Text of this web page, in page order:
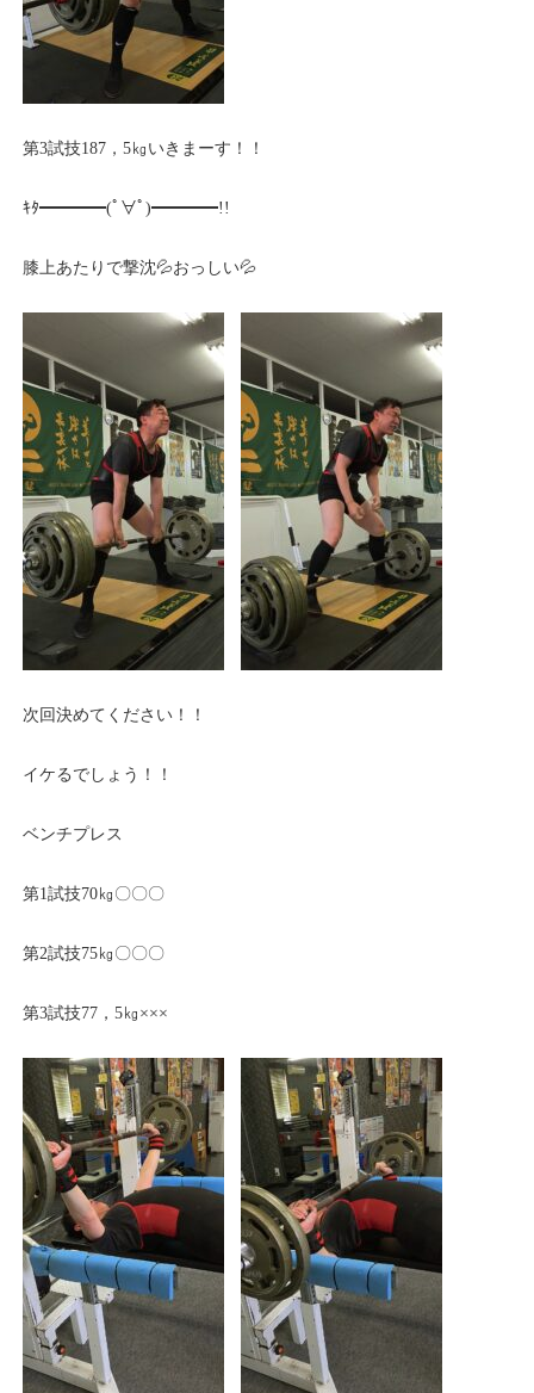
第3試技187，5㎏いきまーす！！
ｷﾀ━━━━(ﾟ∀ﾟ)━━━━!!
膝上あたりで撃沈💦おっしい💦
次回決めてください！！
イケるでしょう！！
ベンチプレス
第1試技70㎏〇〇〇
第2試技75㎏〇〇〇
第3試技77，5㎏×××